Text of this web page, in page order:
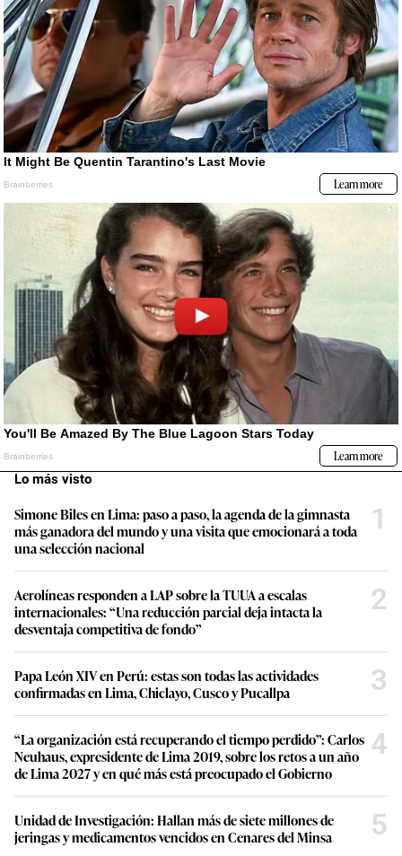
Lo más visto
Simone Biles en Lima: paso a paso, la agenda de la gimnasta
más ganadora del mundo y una visita que emocionará a toda
una selección nacional
1
Aerolíneas responden a LAP sobre la TUUA a escalas
internacionales: “Una reducción parcial deja intacta la
desventaja competitiva de fondo”
2
Papa León XIV en Perú: estas son todas las actividades
confirmadas en Lima, Chiclayo, Cusco y Pucallpa
3
“La organización está recuperando el tiempo perdido”: Carlos
Neuhaus, expresidente de Lima 2019, sobre los retos a un año
de Lima 2027 y en qué más está preocupado el Gobierno
4
Unidad de Investigación: Hallan más de siete millones de
jeringas y medicamentos vencidos en Cenares del Minsa
5